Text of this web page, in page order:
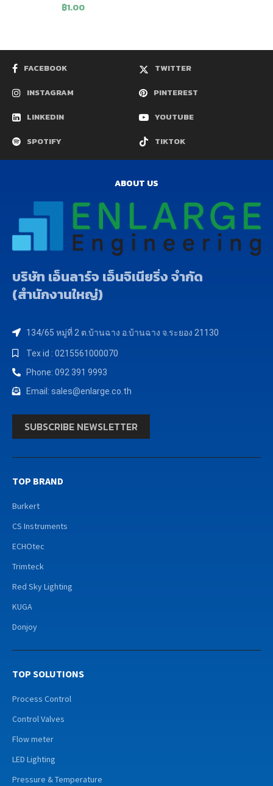
฿1.00
FACEBOOK TWITTER
INSTAGRAM PINTEREST
LINKEDIN YOUTUBE
SPOTIFY TIKTOK
ABOUT US
บริษัท เอ็นลาร์จ เอ็นจิเนียริ่ง จำกัด
(สำนักงานใหญ่)
134/65 หมู่ที่ 2 ต.บ้านฉาง อ.บ้านฉาง จ.ระยอง 21130
Tex id : 0215561000070
Phone: 092 391 9993
Email: sales@enlarge.co.th
SUBSCRIBE NEWSLETTER
TOP BRAND
Burkert
CS Instruments
ECHOtec
Trimteck
Red Sky Lighting
KUGA
Donjoy
TOP SOLUTIONS
Process Control
Control Valves
Flow meter
LED Lighting
Pressure & Temperature